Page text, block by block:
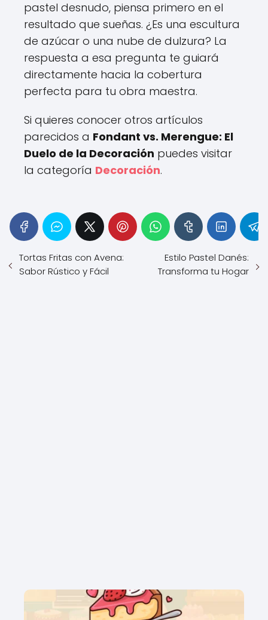
pastel desnudo, piensa primero en el
resultado que sueñas. ¿Es una escultura
de azúcar o una nube de dulzura? La
respuesta a esa pregunta te guiará
directamente hacia la cobertura
perfecta para tu obra maestra.
Si quieres conocer otros artículos
parecidos a Fondant vs. Merengue: El
Duelo de la Decoración puedes visitar
la categoría Decoración.
Tortas Fritas con Avena:
Sabor Rústico y Fácil
Estilo Pastel Danés:
Transforma tu Hogar